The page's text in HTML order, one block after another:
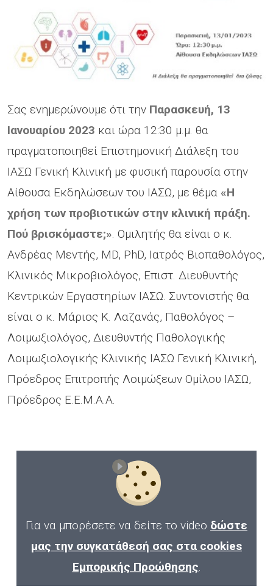
Σας ενημερώνουμε ότι την Παρασκευή, 13
Ιανουαρίου 2023 και ώρα 12:30 μ.μ. θα
πραγματοποιηθεί Επιστημονική Διάλεξη του
ΙΑΣΩ Γενική Κλινική με φυσική παρουσία στην
Αίθουσα Εκδηλώσεων του ΙΑΣΩ, με θέμα «Η
χρήση των προβιοτικών στην κλινική πράξη.
Πού βρισκόμαστε;». Ομιλητής θα είναι ο κ.
Ανδρέας Μεντής, MD, PhD, Ιατρός Βιοπαθολόγος,
Κλινικός Μικροβιολόγος, Επιστ. Διευθυντής
Κεντρικών Εργαστηρίων ΙΑΣΩ. Συντονιστής θα
είναι ο κ. Μάριος Κ. Λαζανάς, Παθολόγος –
Λοιμωξιολόγος, Διευθυντής Παθολογικής
Λοιμωξιολογικής Κλινικής ΙΑΣΩ Γενική Κλινική,
Πρόεδρος Επιτροπής Λοιμώξεων Ομίλου ΙΑΣΩ,
Πρόεδρος Ε.Ε.Μ.Α.Α.
Για να μπορέσετε να δείτε το video δώστε
μας την συγκατάθεσή σας στα cookies
Εμπορικής Προώθησης.